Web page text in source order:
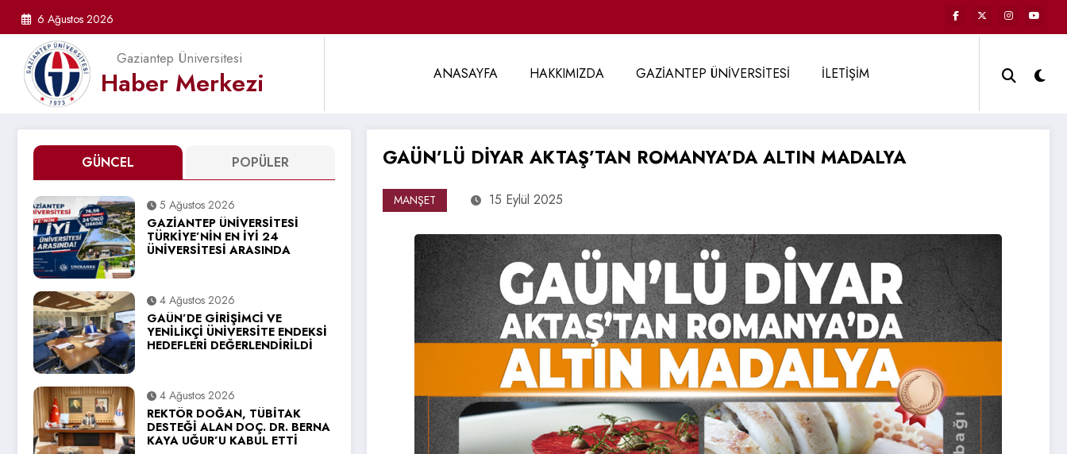
6 Ağustos 2026
Gaziantep Üniversitesi
Haber Merkezi ANASAYFA HAKKIMIZDA GAZİANTEP ÜNİVERSİTESİ İLETİŞİM
GÜNCEL POPÜLER
5 Ağustos 2026
GAZİANTEP ÜNİVERSİTESİ
TÜRKİYE’NİN EN İYİ 24
ÜNİVERSİTESİ ARASINDA
4 Ağustos 2026
GAÜN’DE GİRİŞİMCİ VE
YENİLİKÇİ ÜNİVERSİTE ENDEKSİ
HEDEFLERİ DEĞERLENDİRİLDİ
4 Ağustos 2026
REKTÖR DOĞAN, TÜBİTAK
DESTEĞİ ALAN DOÇ. DR. BERNA
KAYA UĞUR’U KABUL ETTİ
GAÜN’LÜ DİYAR AKTAŞ’TAN ROMANYA’DA ALTIN MADALYA
MANŞET 15 Eylül 2025